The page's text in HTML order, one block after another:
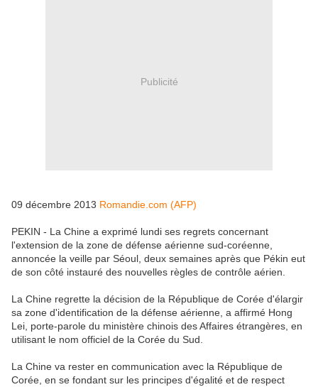
Publicité
09 décembre 2013 Romandie.com (AFP)
PEKIN - La Chine a exprimé lundi ses regrets concernant
l'extension de la zone de défense aérienne sud-coréenne,
annoncée la veille par Séoul, deux semaines après que Pékin eut
de son côté instauré des nouvelles règles de contrôle aérien.
La Chine regrette la décision de la République de Corée d'élargir
sa zone d'identification de la défense aérienne, a affirmé Hong
Lei, porte-parole du ministère chinois des Affaires étrangères, en
utilisant le nom officiel de la Corée du Sud.
La Chine va rester en communication avec la République de
Corée, en se fondant sur les principes d'égalité et de respect